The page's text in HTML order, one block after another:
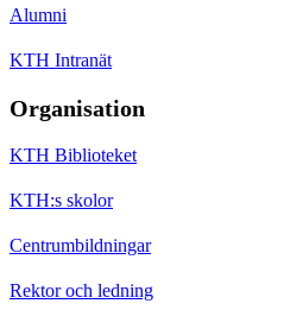
Alumni
KTH Intranät
Organisation
KTH Biblioteket
KTH:s skolor
Centrumbildningar
Rektor och ledning